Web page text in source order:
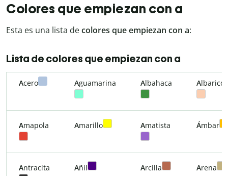
Colores que empiezan con a
Esta es una lista decolores que empiezan con a:
Lista de colores que empiezan con a
Acero Aguamarina Albahaca A
Amapola Amarillo Amatista Ámbar
Antracita Añil Arcilla Arena